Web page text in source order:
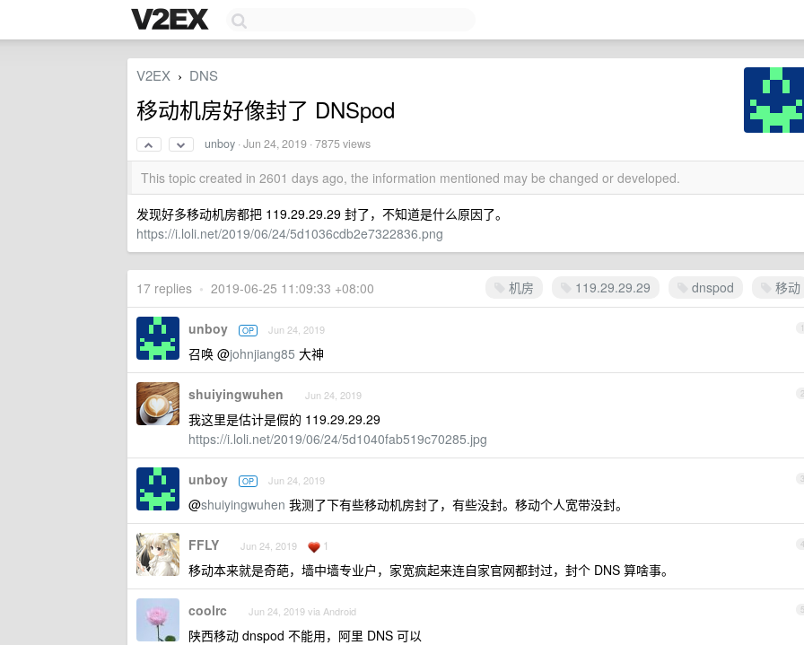
V2EX › DNS
移动机房好像封了 DNSpod
unboy ·Jun 24, 2019 · 7875 views
This topic created in 2601 days ago, the information mentioned may be changed or developed.
发现好多移动机房都把 119.29.29.29 封了，不知道是什么原因了。
https://i.loli.net/2019/06/24/5d1036cdb2e7322836.png
机房 119.29.29.29 dnspod 移动
17 replies • 2019-06-25 11:09:33 +08:00
1
unboy OP Jun 24, 2019
召唤 @johnjiang85 大神
2
shuiyingwuhen Jun 24, 2019
我这里是估计是假的 119.29.29.29
https://i.loli.net/2019/06/24/5d1040fab519c70285.jpg
3
unboy OP Jun 24, 2019
@shuiyingwuhen 我测了下有些移动机房封了，有些没封。移动个人宽带没封。
4
FFLY Jun 24, 2019 1
移动本来就是奇葩，墙中墙专业户，家宽疯起来连自家官网都封过，封个 DNS 算啥事。
5
coolrc Jun 24, 2019 via Android
陕西移动 dnspod 不能用，阿里 DNS 可以